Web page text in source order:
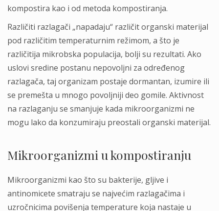
kompostira kao i od metoda kompostiranja.
Različiti razlagači „napadaju“ različit organski materijal
pod različitim temperaturnim režimom, a što je
različitija mikrobska populacija, bolji su rezultati. Ako
uslovi sredine postanu nepovoljni za određenog
razlagača, taj organizam postaje dormantan, izumire ili
se premešta u mnogo povoljniji deo gomile. Aktivnost
na razlaganju se smanjuje kada mikroorganizmi ne
mogu lako da konzumiraju preostali organski materijal.
Mikroorganizmi u kompostiranju
Mikroorganizmi kao što su bakterije, gljive i
antinomicete smatraju se najvećim razlagačima i
uzročnicima povišenja temperature koja nastaje u